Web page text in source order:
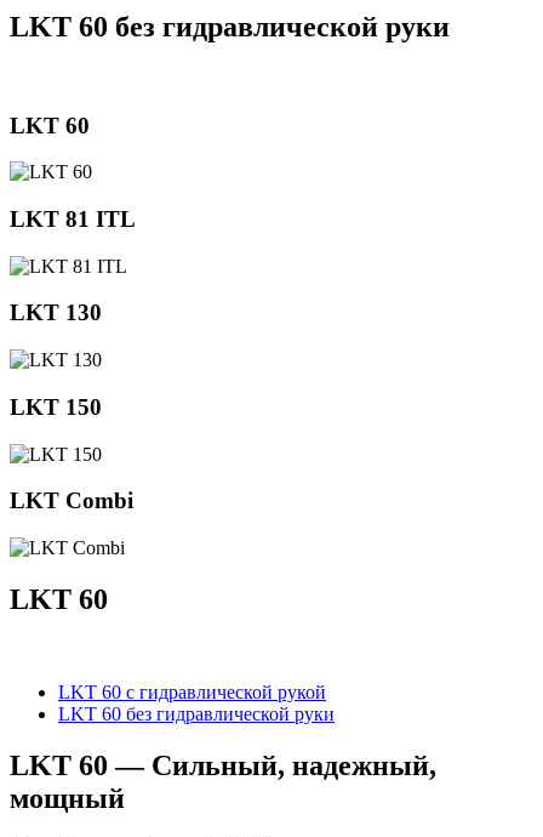
LKT 60 без гидравлической руки
LKT 60
LKT 81 ITL
LKT 130
LKT 150
LKT Combi
LKT 60
LKT 60 с гидравлической рукой
LKT 60 без гидравлической руки
LKT 60 — Сильный, надежный,
мощный